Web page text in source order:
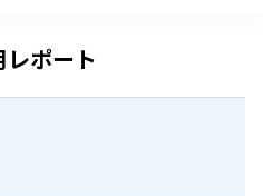
レポート